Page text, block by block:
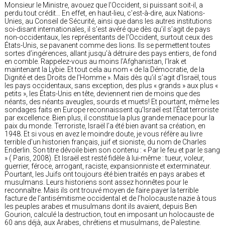
Monsieur le Ministre, avouez que l’Occident, si puissant soit-il, a
perdu tout crédit… En effet, en haut-lieu, c’est-à-dire, aux Nations-
Unies, au Conseil de Sécurité, ainsi que dans les autres institutions
soi-disant internationales, il s’est avéré que dès qu’il s’agit de pays
non-occidentaux, les représentants de l’Occident, surtout ceux des
États-Unis, se pavanent comme des lions. Ils se permettent toutes
sortes d’ingérences, allant jusqu’à détruire des pays entiers, de fond
en comble. Rappelez-vous au moins l’Afghanistan, l’Irak et
maintenant la Lybie. Et tout cela au nom « de la Démocratie, de la
Dignité et des Droits de l’Homme ». Mais dès qu’il s’agit d’Israël, tous
les pays occidentaux, sans exception, des plus « grands » aux plus «
petits », les États-Unis en tête, deviennent rien de moins que des
néants, des néants aveugles, sourds et muets! Et pourtant, même les
sondages faits en Europe reconnaissent qu’Israël est l’État terroriste
par excellence. Bien plus, il constitue la plus grande menace pour la
paix du monde. Terroriste, Israël l’a été bien avant sa création, en
1948. Et si vous en avez le moindre doute, je vous réfère au livre
terrible d’un historien français, juif et sioniste, du nom de Charles
Enderlin. Son titre dévoile bien son contenu : « Par le feu et par le sang
» ( Paris, 2008). Et Israël est resté fidèle à lui-même : tueur, voleur,
guerrier, féroce, arrogant, raciste, expansionniste et exterminateur.
Pourtant, les Juifs ont toujours été bien traités en pays arabes et
musulmans. Leurs historiens sont assez honnêtes pour le
reconnaître. Mais ils ont trouvé moyen de faire payer la terrible
facture de l’antisémitisme occidental et de l’holocauste nazie à tous
les peuples arabes et musulmans dont ils avaient, depuis Ben
Gourion, calculé la destruction, tout en imposant un holocauste de
60 ans déjà, aux Arabes, chrétiens et musulmans, de Palestine.